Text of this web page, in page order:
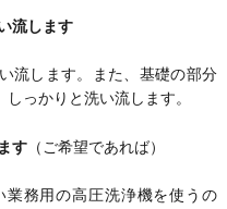
流します
流します。また、基礎の部分
っかりと洗い流します。
す（ご希望であれば）
務用の高圧洗浄機を使うの